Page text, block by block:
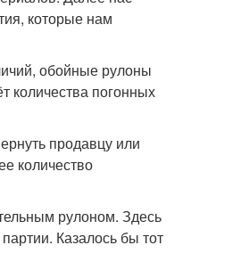
которые нам
обойные рулоны
количества погонных
продавцу или
количество
рулоном. Здесь
Казалось бы тот